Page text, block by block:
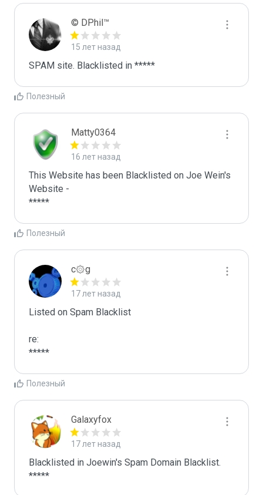
© DPhil™
15 лет назад
SPAM site. Blacklisted in *****
Полезный
Matty0364
16 лет назад
This Website has been Blacklisted on Joe Wein's
Website -
*****
Полезный
c۞g
17 лет назад
Listed on Spam Blacklist
re:
*****
Полезный
Galaxyfox
17 лет назад
Blacklisted in Joewin's Spam Domain Blacklist.
*****